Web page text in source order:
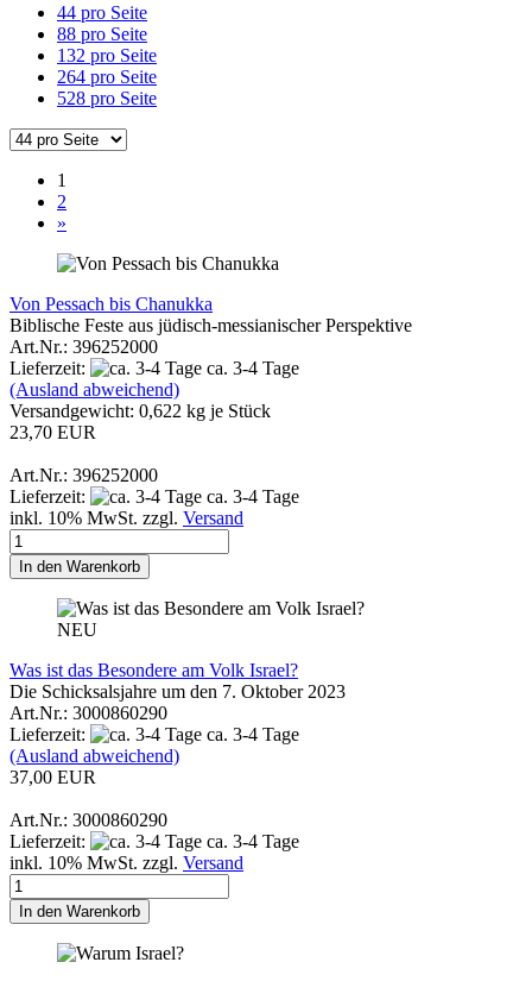
44 pro Seite
88 pro Seite
132 pro Seite
264 pro Seite
528 pro Seite
1
2
»
Von Pessach bis Chanukka
Biblische Feste aus jüdisch-messianischer Perspektive
Art.Nr.: 396252000
Lieferzeit:
ca. 3-4 Tage
(Ausland abweichend)
Versandgewicht: 0,622 kg je Stück
23,70 EUR
Art.Nr.: 396252000
Lieferzeit:
ca. 3-4 Tage
inkl. 10% MwSt. zzgl. Versand
In den Warenkorb
NEU
Was ist das Besondere am Volk Israel?
Die Schicksalsjahre um den 7. Oktober 2023
Art.Nr.: 3000860290
Lieferzeit:
ca. 3-4 Tage
(Ausland abweichend)
37,00 EUR
Art.Nr.: 3000860290
Lieferzeit:
ca. 3-4 Tage
inkl. 10% MwSt. zzgl. Versand
In den Warenkorb